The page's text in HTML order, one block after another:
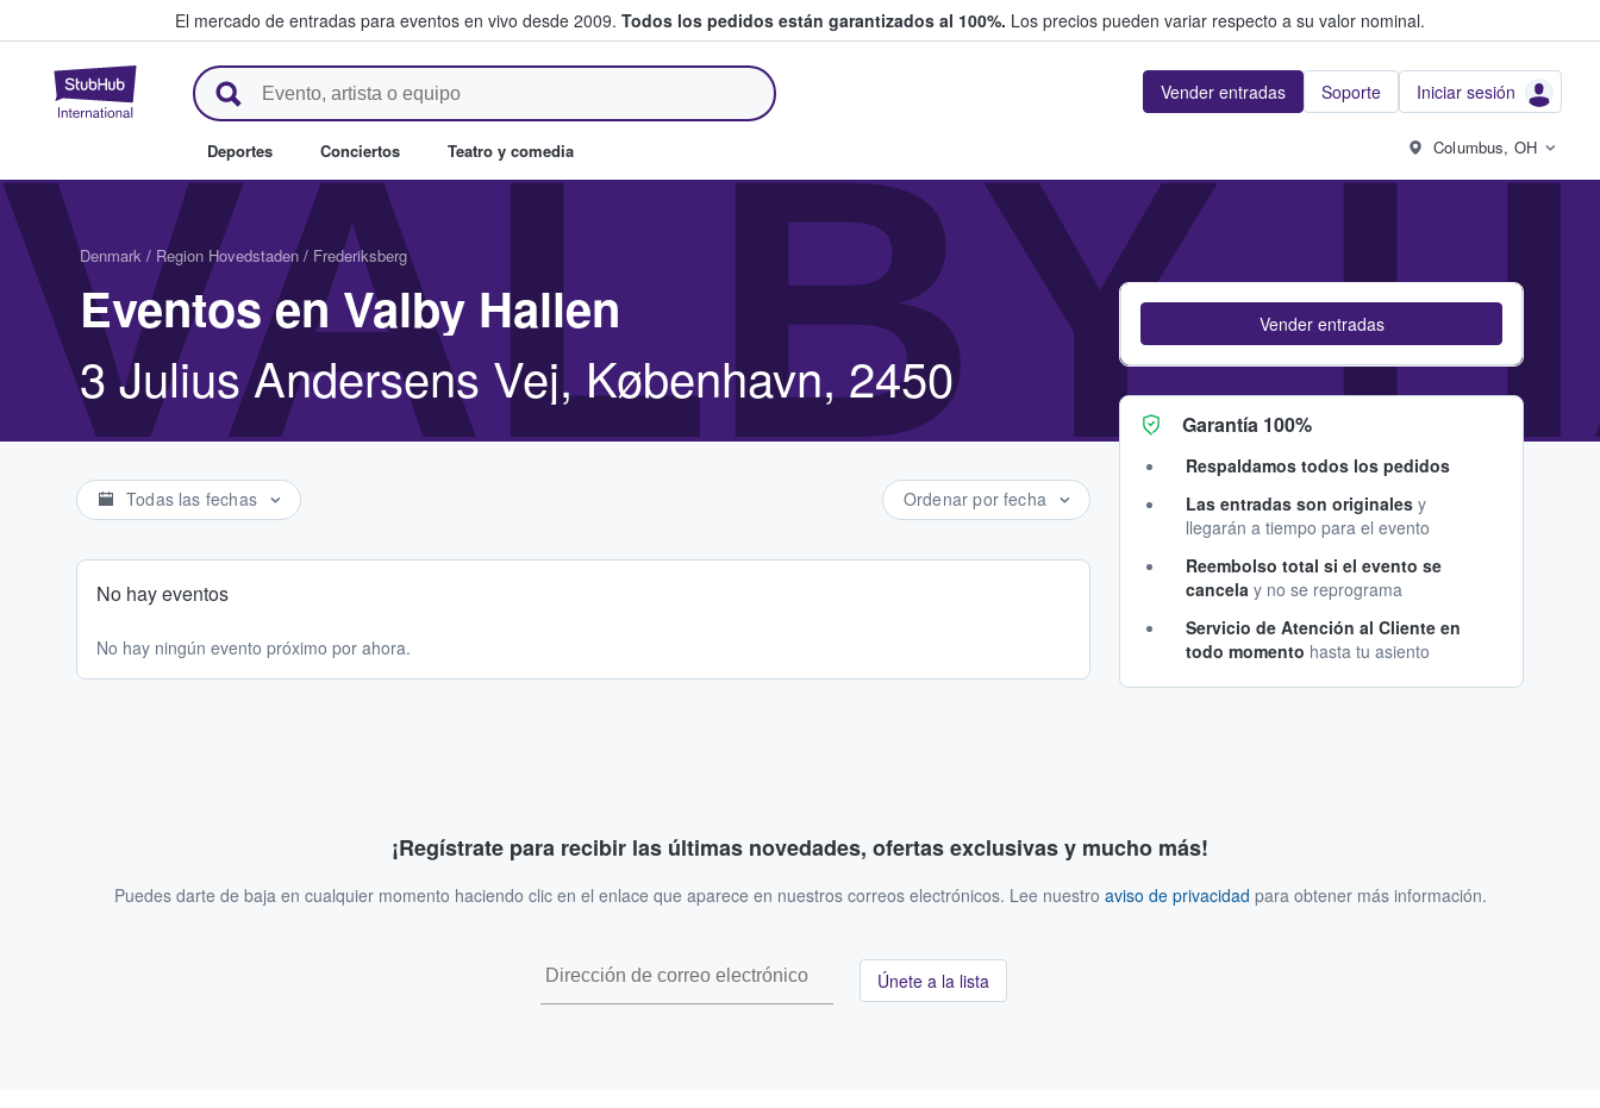
El mercado de entradas para eventos en vivo desde 2009. Todos los pedidos están garantizados al 100%. Los precios pueden variar respecto a su valor nominal.
StubHub: compra y venta de entradas entre fans Vender entradas Soporte Iniciar sesión
Deportes Conciertos Teatro y comedia Columbus, OH
VALBY
Denmark / Region Hovedstaden / Frederiksberg
Eventos en Valby Hallen
3 Julius Andersens Vej, København, 2450
Todas las fechas Ordenar por fecha
No hay eventos
No hay ningún evento próximo por ahora.
Vender entradas
Garantía 100%
Respaldamos todos los pedidos
Las entradas son originales y
llegarán a tiempo para el evento
Reembolso total si el evento se
cancela y no se reprograma
Servicio de Atención al Cliente en
todo momento hasta tu asiento
¡Regístrate para recibir las últimas novedades, ofertas exclusivas y mucho más!
Puedes darte de baja en cualquier momento haciendo clic en el enlace que aparece en nuestros correos electrónicos. Lee nuestro aviso de privacidad para obtener más información.
Únete a la lista